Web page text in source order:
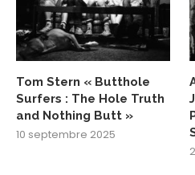
Tom Stern « Butthole
Surfers : The Hole Truth
and Nothing Butt »
10 septembre 2025